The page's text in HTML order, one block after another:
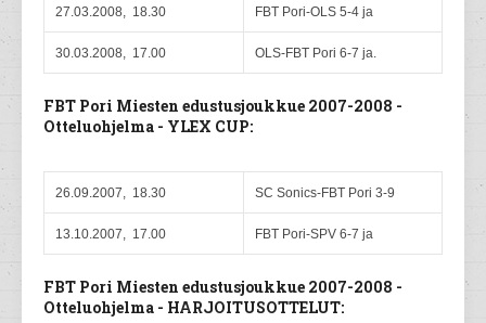
27.03.2008, 18.30 FBT Pori-OLS 5-4 ja
30.03.2008, 17.00 OLS-FBT Pori 6-7 ja.
FBT Pori Miesten edustusjoukkue 2007-2008 -
Otteluohjelma - YLEX CUP:
26.09.2007, 18.30 SC Sonics-FBT Pori 3-9
13.10.2007, 17.00 FBT Pori-SPV 6-7 ja
FBT Pori Miesten edustusjoukkue 2007-2008 -
Otteluohjelma - HARJOITUSOTTELUT: